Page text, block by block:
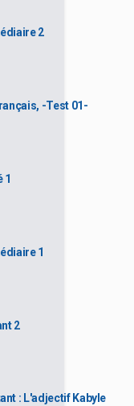
2
-Test 01-
1
1
2
: L'adjectif Kabyle